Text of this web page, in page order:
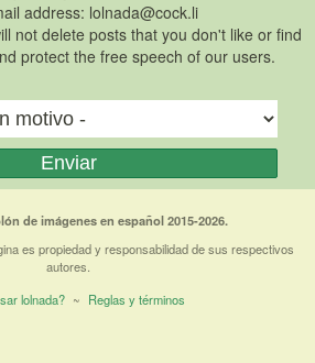
address: lolnada@cock.li
not delete posts that you don't like or find
protect the free speech of our users.
de imágenes en español 2015-2026.
es propiedad y responsabilidad de sus respectivos
autores.
lolnada? ~ Reglas y términos